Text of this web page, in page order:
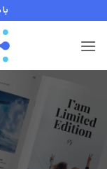
با ما تماس